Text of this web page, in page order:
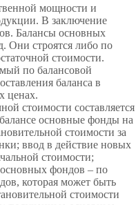
мощности и
В заключение
Балансы основных
Они строятся либо по
стоимости.
по балансовой
баланса в
ценах.
стоимости составляется
основные фонды на
стоимости за
ввод в действие новых
стоимости;
фондов – по
которая может быть
стоимости